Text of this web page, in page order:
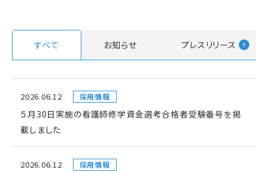
すべて お知らせ プレスリリース
2026.06.12 採用情報
５月30日実施の看護師修学資金選考合格者受験番号を掲
載しました
2026.06.12 採用情報